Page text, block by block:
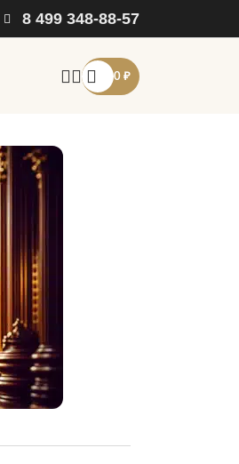
8 499 348-88-57
0₽